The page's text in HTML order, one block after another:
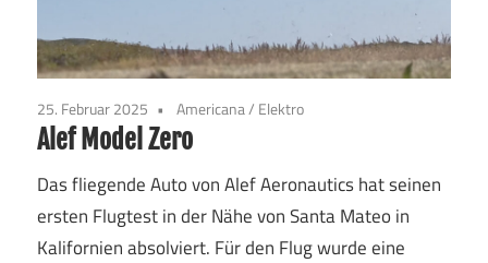
25. Februar 2025 Americana/ Elektro
Alef Model Zero
Das fliegende Auto von Alef Aeronautics hat seinen
ersten Flugtest in der Nähe von Santa Mateo in
Kalifornien absolviert. Für den Flug wurde eine